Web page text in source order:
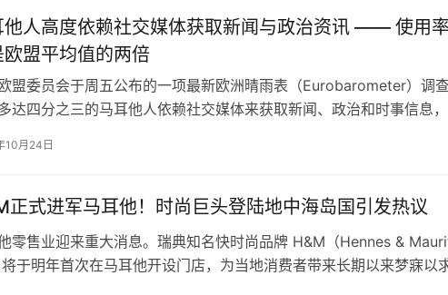
他人高度依赖社交媒体获取新闻与政治资讯 —— 使用
欧盟平均值的两倍
盟委员会于周五公布的一项最新欧洲晴雨表（Eurobarometer）调
达四分之三的马耳他人依赖社交媒体来获取新闻、政治和时事信息，
惯，并反映出社交媒体在新闻传播格局中的重要地位正在不断上升。 社
10月24日
正式进军马耳他！时尚巨头登陆地中海岛国引发热议
零售业迎来重大消息。瑞典知名快时尚品牌 H&M（Hennes &
于明年首次在马耳他开设门店，为当地消费者带来长期以来梦寐以